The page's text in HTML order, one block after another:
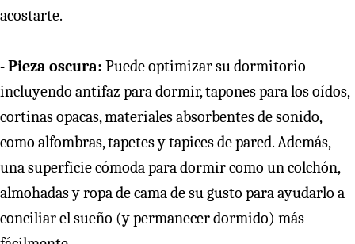
acostarte.
- Pieza oscura: Puede optimizar su dormitorio
incluyendo antifaz para dormir, tapones para los oídos,
cortinas opacas, materiales absorbentes de sonido,
como alfombras, tapetes y tapices de pared. Además,
una superficie cómoda para dormir como un colchón,
almohadas y ropa de cama de su gusto para ayudarlo a
conciliar el sueño (y permanecer dormido) más